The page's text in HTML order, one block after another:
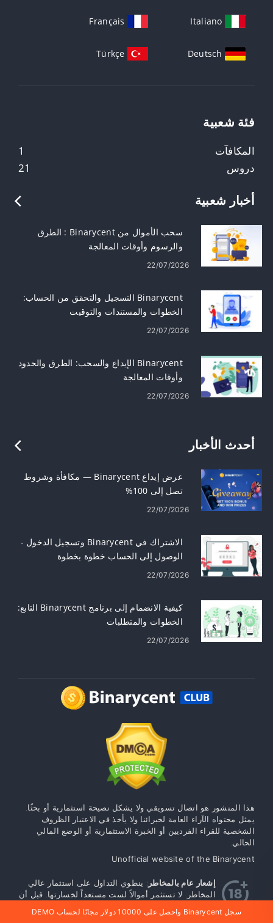
Italiano
Français
Deutsch
Türkçe
فئة شعبية
1
المكافآت
21
دروس
أخبار شعبية
سحب الأموال من Binarycent : الطرق
والرسوم وأوقات المعالجة
22/07/2026
Binarycent التسجيل والتحقق من الحساب:
الخطوات والمستندات والتوقيت
22/07/2026
Binarycent الإيداع والسحب: الطرق والحدود
وأوقات المعالجة
22/07/2026
أحدث الأخبار
عرض إيداع Binarycent — مكافأة وشروط
تصل إلى 100%
22/07/2026
الاشتراك في Binarycent وتسجيل الدخول -
الوصول إلى الحساب خطوة بخطوة
22/07/2026
كيفية الانضمام إلى برنامج Binarycent التابع:
الخطوات والمتطلبات
22/07/2026
هذا المنشور هو اتصال تسويقي ولا يشكل نصيحة استثمارية أو بحثًا.
يمثل محتواه الآراء العامة لخبرائنا ولا يأخذ في الاعتبار الظروف
الشخصية للقراء الفرديين أو الخبرة الاستثمارية أو الوضع المالي
الحالي.
Unofficial website of the Binarycent
إشعار عام بالمخاطر : ينطوي التداول على استثمار عالي
المخاطر. لا تستثمر أموالاً لست مستعداً لخسارتها. قبل أن
الموضحة على موقعنا. أي أمثلة ونصائح واستراتيجيات وتعليمات على
سجل Binarycent واحصل على 10000 دولار مجانًا لحساب DEMO